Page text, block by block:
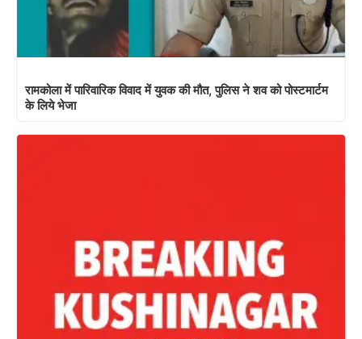
रामकोला में पारिवारिक विवाद में युवक की मौत, पुलिस ने शव को पोस्टमार्टम
के लिये भेजा